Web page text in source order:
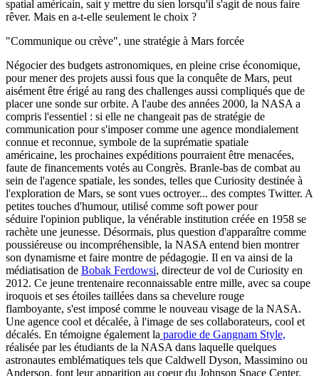
spatial américain, sait y mettre du sien lorsqu'il s'agit de nous faire
rêver. Mais en a-t-elle seulement le choix ?
"Communique ou crève", une stratégie à Mars forcée
Négocier des budgets astronomiques, en pleine crise économique,
pour mener des projets aussi fous que la conquête de Mars, peut
aisément être érigé au rang des challenges aussi compliqués que de
placer une sonde sur orbite. A l'aube des années 2000, la NASA a
compris l'essentiel : si elle ne changeait pas de stratégie de
communication pour s'imposer comme une agence mondialement
connue et reconnue, symbole de la suprématie spatiale
américaine, les prochaines expéditions pourraient être menacées,
faute de financements votés au Congrès. Branle-bas de combat au
sein de l'agence spatiale, les sondes, telles que Curiosity destinée à
l'exploration de Mars, se sont vues octroyer... des comptes Twitter. A
petites touches d'humour, utilisé comme soft power pour
séduire l'opinion publique, la vénérable institution créée en 1958 se
rachète une jeunesse. Désormais, plus question d'apparaître comme
poussiéreuse ou incompréhensible, la NASA entend bien montrer
son dynamisme et faire montre de pédagogie. Il en va ainsi de la
médiatisation de Bobak Ferdowsi, directeur de vol de Curiosity en
2012. Ce jeune trentenaire reconnaissable entre mille, avec sa coupe
iroquois et ses étoiles taillées dans sa chevelure rouge
flamboyante, s'est imposé comme le nouveau visage de la NASA.
Une agence cool et décalée, à l'image de ses collaborateurs, cool et
décalés. En témoigne également la parodie de Gangnam Style,
réalisée par les étudiants de la NASA dans laquelle quelques
astronautes emblématiques tels que Caldwell Dyson, Massimino ou
Anderson, font leur apparition au coeur du Johnson Space Center.